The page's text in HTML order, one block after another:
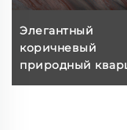
Элегантный
коричневый
природный
экзотический